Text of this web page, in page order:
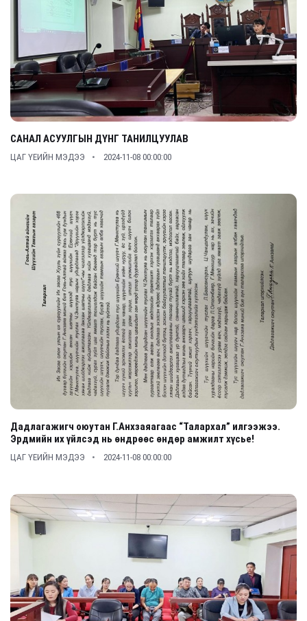
САНАЛ АСУУЛГЫН ДҮНГ ТАНИЛЦУУЛАВ
ЦАГ ҮЕИЙН МЭДЭЭ 2024-11-08 00:00:00
Дадлагажигч оюутан Г.Анхзаяагаас “Талархал” илгээжээ.
Эрдмийн их үйлсэд нь өндрөөс өндөр амжилт хүсье!
ЦАГ ҮЕИЙН МЭДЭЭ 2024-11-08 00:00:00